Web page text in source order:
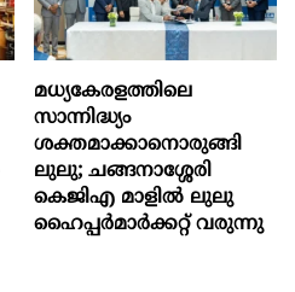
മധ്യകേരളത്തിലെ
സാന്നിദ്ധ്യം
ശക്തമാക്കാനൊരുങ്ങി
ലുലു; ചങ്ങനാശ്ശേരി
കെജിഎ മാളിൽ ലുലു
ഹൈപ്പർമാർക്കറ്റ് വരുന്നു